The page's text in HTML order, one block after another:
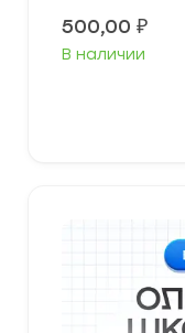
500,00 ₽
В наличии